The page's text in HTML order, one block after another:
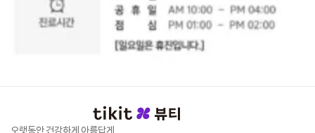
오랫동안 건강하게 아름답게